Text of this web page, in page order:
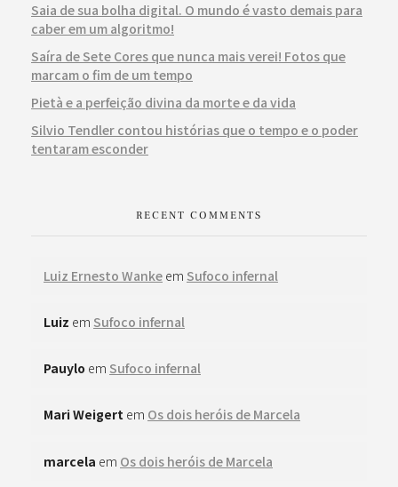
Saia de sua bolha digital. O mundo é vasto demais para
caber em um algoritmo!
Saíra de Sete Cores que nunca mais verei! Fotos que
marcam o fim de um tempo
Pietà e a perfeição divina da morte e da vida
Silvio Tendler contou histórias que o tempo e o poder
tentaram esconder
RECENT COMMENTS
Luiz Ernesto Wanke em Sufoco infernal
Luiz em Sufoco infernal
Pauylo em Sufoco infernal
Mari Weigert em Os dois heróis de Marcela
marcela em Os dois heróis de Marcela